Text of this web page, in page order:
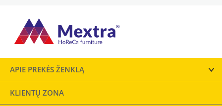
APIE PREKĖS ŽENKLĄ
KLIENTŲ ZONA